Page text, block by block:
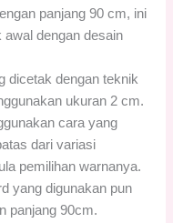
panjang 90 cm, ini
dengan desain
dicetak dengan teknik
ukuran 2 cm.
cara yang
dari variasi
pemilihan warnanya.
yang digunakan pun
panjang 90cm.